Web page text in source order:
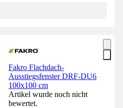
Fakro Flachdach-
Ausstiegsfenster DRF-DU6
100x100 cm
Artikel wurde noch nicht
bewertet.